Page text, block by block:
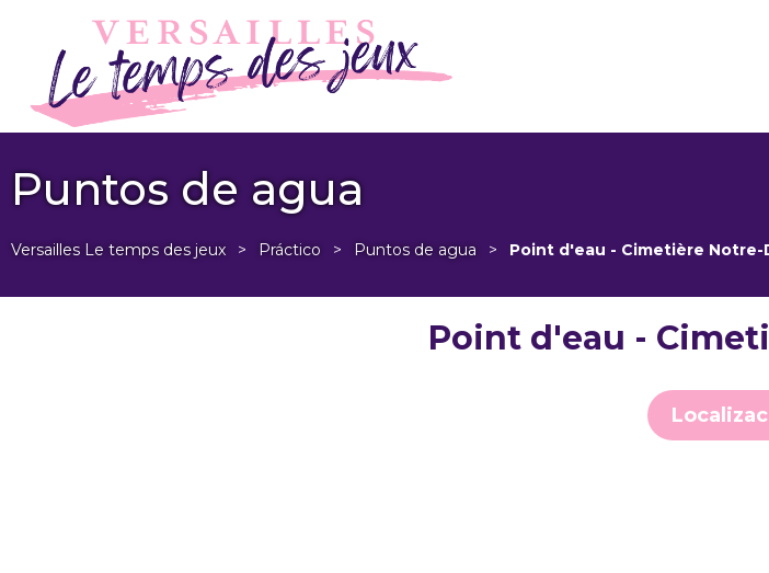
Puntos de agua
Versailles Le temps des jeux > Práctico > Puntos de agua > Point d'eau - Cimetière Notre-
Point d'eau -